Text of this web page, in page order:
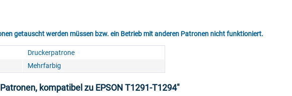
getauscht werden müssen bzw. ein Betrieb mit anderen Patronen nicht funktioniert.
Druckerpatrone
Mehrfarbig
kompatibel zu EPSON T1291-T1294"